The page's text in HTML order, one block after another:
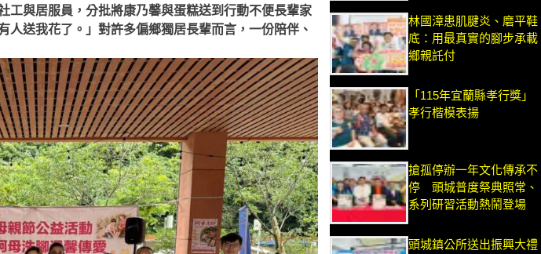
工與居服員，分批將康乃馨與蛋糕送到行動不便長輩家
送我花了。」對許多偏鄉獨居長輩而言，一份陪伴、
林國漳患肌腱炎、磨平鞋
底：用最真實的腳步承載
鄉親託付
「115年宜蘭縣孝行獎」
孝行楷模表揚
搶孤停辦一年文化傳承不
停 頭城普度祭典照常、
系列研習活動熱鬧登場
頭城鎮公所送出振興大禮